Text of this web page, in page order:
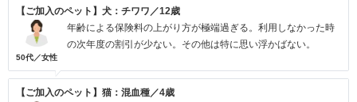
【ご加入のペット】犬：チワワ／12歳
50代／女性
年齢による保険料の上がり方が極端過ぎる。利用しなかった時
の次年度の割引が少ない。その他は特に思い浮かばない。
【ご加入のペット】猫：混血種／4歳